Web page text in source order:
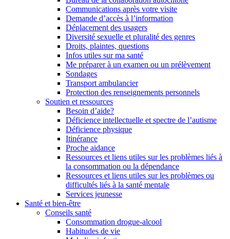
Communications après votre visite
Demande d’accès à l’information
Déplacement des usagers
Diversité sexuelle et pluralité des genres
Droits, plaintes, questions
Infos utiles sur ma santé
Me préparer à un examen ou un prélèvement
Sondages
Transport ambulancier
Protection des renseignements personnels
Soutien et ressources
Besoin d’aide?
Déficience intellectuelle et spectre de l’autisme
Déficience physique
Itinérance
Proche aidance
Ressources et liens utiles sur les problèmes liés à
la consommation ou la dépendance
Ressources et liens utiles sur les problèmes ou
difficultés liés à la santé mentale
Services jeunesse
Santé et bien-être
Conseils santé
Consommation drogue-alcool
Habitudes de vie